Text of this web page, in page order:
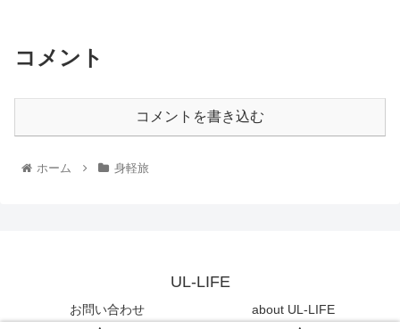
コメント
コメントを書き込む
ホーム 身軽旅
UL-LIFE
お問い合わせ about UL-LIFE